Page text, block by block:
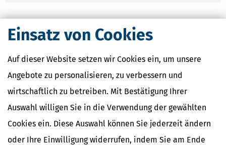
Einsatz von Cookies
Auf dieser Website setzen wir Cookies ein, um unsere
Angebote zu personalisieren, zu verbessern und
wirtschaftlich zu betreiben. Mit Bestätigung Ihrer
Auswahl willigen Sie in die Verwendung der gewählten
Cookies ein. Diese Auswahl können Sie jederzeit ändern
oder Ihre Einwilligung widerrufen, indem Sie am Ende
Kostenlose Steuertipps & News